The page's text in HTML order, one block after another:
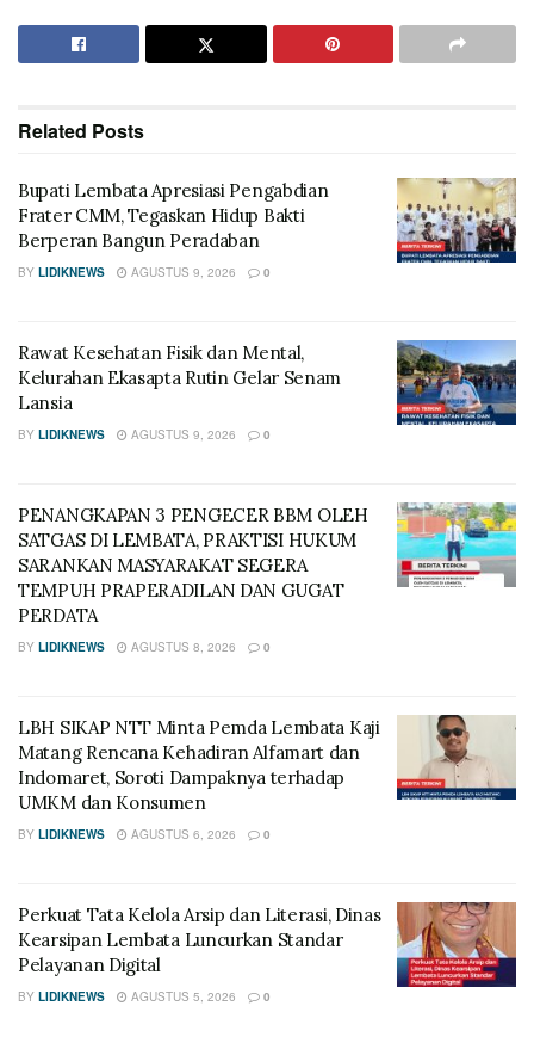
Related Posts
Bupati Lembata Apresiasi Pengabdian
Frater CMM, Tegaskan Hidup Bakti
Berperan Bangun Peradaban
BY LIDIKNEWS AGUSTUS 9, 2026 0
Rawat Kesehatan Fisik dan Mental,
Kelurahan Ekasapta Rutin Gelar Senam
Lansia
BY LIDIKNEWS AGUSTUS 9, 2026 0
PENANGKAPAN 3 PENGECER BBM OLEH
SATGAS DI LEMBATA, PRAKTISI HUKUM
SARANKAN MASYARAKAT SEGERA
TEMPUH PRAPERADILAN DAN GUGAT
PERDATA
BY LIDIKNEWS AGUSTUS 8, 2026 0
LBH SIKAP NTT Minta Pemda Lembata Kaji
Matang Rencana Kehadiran Alfamart dan
Indomaret, Soroti Dampaknya terhadap
UMKM dan Konsumen
BY LIDIKNEWS AGUSTUS 6, 2026 0
Perkuat Tata Kelola Arsip dan Literasi, Dinas
Kearsipan Lembata Luncurkan Standar
Pelayanan Digital
BY LIDIKNEWS AGUSTUS 5, 2026 0